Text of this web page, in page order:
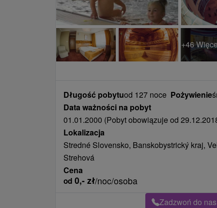
+46
Długość pobytuod 127 noce Pożywienie
Data ważności na pobyt
01.01.2000 (Pobyt obowiązuje od
Lokalizacja
Stredné Slovensko, Banskobystrický kraj,
Strehová
Cena
od 0,- zł/noc/osoba
Zadzwoń do